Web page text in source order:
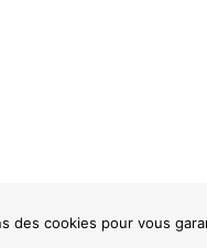
des cookies pour vous